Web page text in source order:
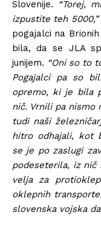
Slovenije.
“Torej,
izpustite teh 5000,”
pogajalci na
bila, da se JLA
junijem. “Oni so to
Pogajalci pa so
opremo, ki je bila
nič. Vrnili pa nismo
tudi naši
hitro odhajali, kot
se je po zaslugi
podeseterila, iz nič
velja za
oklepnih
slovenska vojska